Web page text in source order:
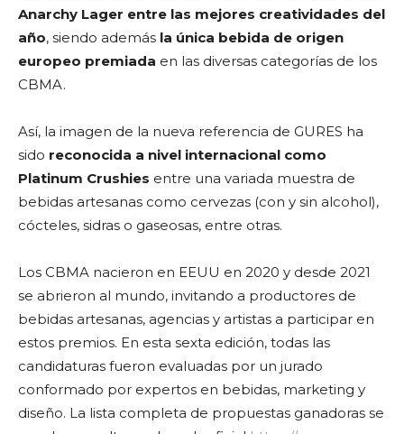
Anarchy Lager entre las mejores creatividades del
año, siendo además la única bebida de origen
europeo premiada en las diversas categorías de los
CBMA.
Así, la imagen de la nueva referencia de GURES ha
sido reconocida a nivel internacional como
Platinum Crushies entre una variada muestra de
bebidas artesanas como cervezas (con y sin alcohol),
cócteles, sidras o gaseosas, entre otras.
Los CBMA nacieron en EEUU en 2020 y desde 2021
se abrieron al mundo, invitando a productores de
bebidas artesanas, agencias y artistas a participar en
estos premios. En esta sexta edición, todas las
candidaturas fueron evaluadas por un jurado
conformado por expertos en bebidas, marketing y
diseño. La lista completa de propuestas ganadoras se